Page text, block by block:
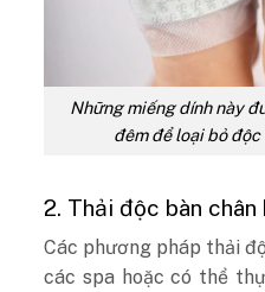
Những miếng dính này
đêm để loại bỏ
2. Thải độc bàn chân
Các phương pháp thải
các spa hoặc có thể